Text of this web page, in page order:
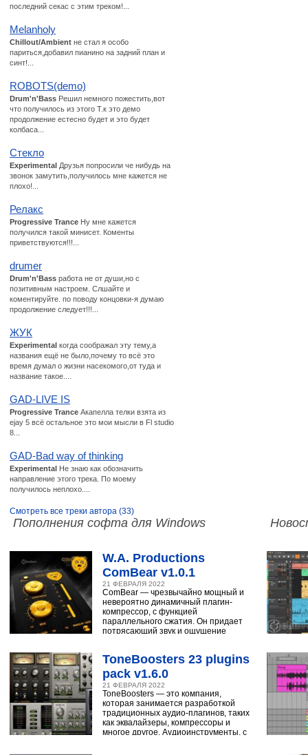
последний секас с этим треком!...
Melanholy
Chillout/Ambient не стал я особо
париться,добавил пианино на задний план и
синт!...
ROBOTS(demo)
Drum'n'Bass Решил немного пожестить,вот
что получилось из этого Т.к это демо
продолжение естесно будет и это будет
колбаса...
Стекло
Experimental Друзья попросили че нибудь на
звонок замутить,получилось мне кажется не
плохо!...
Релакс
Progressive Trance Ну мне кажется
получился такой минисет. Коменты
приветствуются!!!...
drumеr
Drum'n'Bass работа не от души,но с
позитивным настроем. Слшайте и
коментируйте. по поводу концовки-я думаю
продолжение следует!!!...
ЖУК
Experimental когда соображал эту тему,а
названия ещё не было,почему то всё это
время думал о жизни насекомого,от туда и
название такое....
GAD-LIVE IS
Progressive Trance Акапелла телки взята из
еjay 5 всё остальное это мои мысли в Fl studio
8...
GAD-Bad way of thinking
Experimental Не знаю как обозначить
направление этого трека. По моему
получилось неплохо....
Смотреть все треки автора (33)
Пополнения софта для Windows
W.A. Productions
ComBear v1.0.1
21 ФЕВРАЛЯ 2022
ComBear — чрезвычайно мощный и
невероятно динамичный плагин-
компрессор, с функцией
параллельного сжатия. Он придает
потрясающий звук и ощущение
ToneBoosters 23 plugins
pack v1.6.0
21 ФЕВРАЛЯ 2022
ToneBoosters — это компания,
которая занимается разработкой
традиционных аудио-плагинов, таких
как эквалайзеры, компрессоры и
многое другое. Аудиоинструменты, с